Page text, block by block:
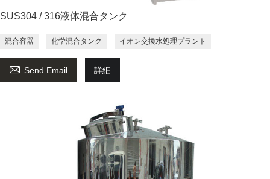
SUS304 / 316液体混合タンク
混合容器 化学混合タンク イオン交換水処理プラント
 Send Email 詳細